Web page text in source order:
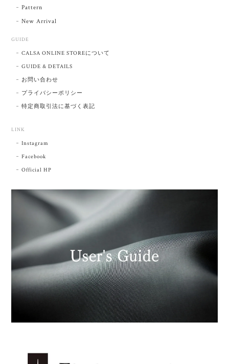
Pattern
New Arrival
GUIDE
CALSA ONLINE STOREについて
GUIDE & DETAILS
お問い合わせ
プライバシーポリシー
特定商取引法に基づく表記
LINK
Instagram
Facebook
Official HP